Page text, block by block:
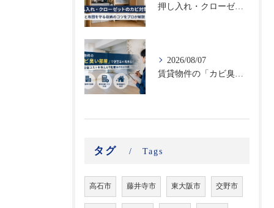
押し入れ・クローゼットのカビ対策｜衣類と布団を守る収納のコツをプロが解説
2026/08/07
タグ Tags
高石市 藤井寺市 東大阪市 交野市